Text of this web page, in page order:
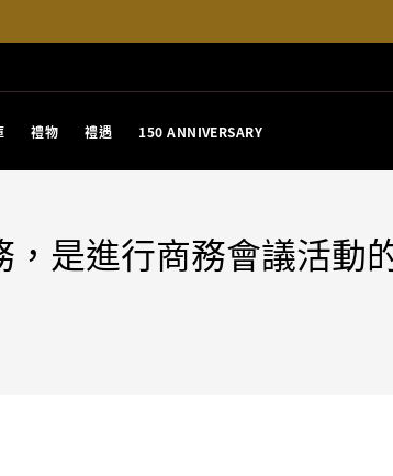
禮物 禮遇 150 ANNIVERSARY
是進行商務會議活動